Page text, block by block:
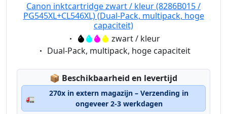
Canon inktcartridge zwart / kleur (8286B015 /
PG545XL+CL546XL) (Dual-Pack, multipack, hoge
capaciteit)
Eigenschaft:zwart / kleur
Eigenschaft:
Dual-Pack, multipack, hoge capaciteit
📦 Lagerstatus:
Beschikbaarheid en levertijd
🚛
270x in extern magazijn – Verzending in
ongeveer 2-3 werkdagen